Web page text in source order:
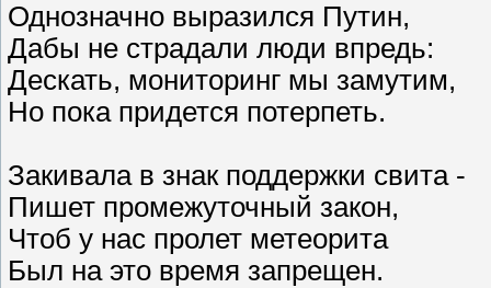
Однозначно выразился Путин,
Дабы не страдали люди впредь:
Дескать, мониторинг мы замутим,
Но пока придется потерпеть.
Закивала в знак поддержки свита -
Пишет промежуточный закон,
Чтоб у нас пролет метеорита
Был на это время запрещен.